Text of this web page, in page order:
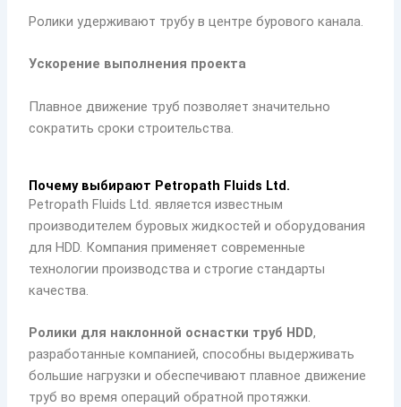
Ролики удерживают трубу в центре бурового канала.
Ускорение выполнения проекта
Плавное движение труб позволяет значительно
сократить сроки строительства.
Почему выбирают Petropath Fluids Ltd.
Petropath Fluids Ltd. является известным
производителем буровых жидкостей и оборудования
для HDD. Компания применяет современные
технологии производства и строгие стандарты
качества.
Ролики для наклонной оснастки труб HDD,
разработанные компанией, способны выдерживать
большие нагрузки и обеспечивают плавное движение
труб во время операций обратной протяжки.